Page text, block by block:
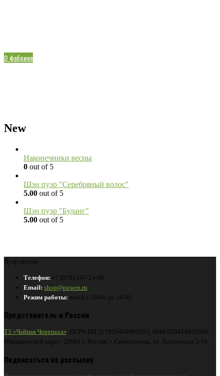
О фабрике
New
Наконечники весны
0 out of 5
Шэн пуэр "Серебряный волос"
5.00 out of 5
Шэн пуэр "Буланг"
5.00 out of 5
Пуэр оптом
Телефон: +7 (978) 147-24-00
Email: shop@puwen.ru
Режим работы: пн-сб с 10-00 до 19-00
Представитель в России
ТЗ «Чайная Черепаха», ОГРН ИП 317920400002693, ИНН 920454932058.
Юридический адрес: 299011, Россия, г. Севастополь, ул. Херсонская 2/16
Подписаться на рассылку